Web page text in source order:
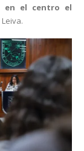
en el centro el